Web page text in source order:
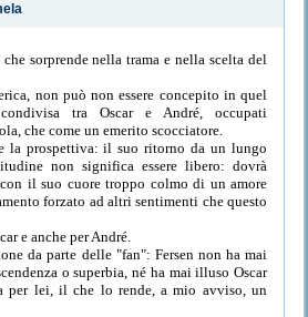
sorprende nella trama e nella scelta del
non può non essere concepito in quel
tra Oscar e André, occupati
che come un emerito scocciatore.
la prospettiva: il suo ritorno da un lungo
non significa essere libero: dovrà
il suo cuore troppo colmo di un amore
forzato ad altri sentimenti che questo
e anche per André.
da parte delle "fan": Fersen non ha mai
o superbia, né ha mai illuso Oscar
per lei, il che lo rende, a mio avviso, un